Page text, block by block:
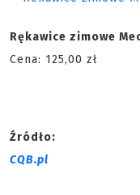
Rękawice zimowe
Cena: 125,00 zł
Źródło:
CQB.pl